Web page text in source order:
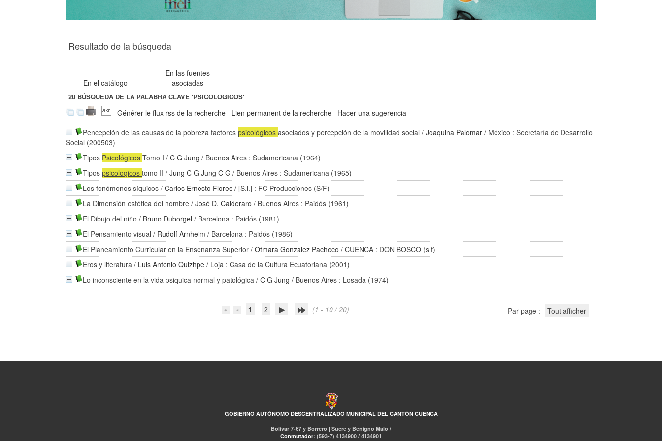
Resultado de la búsqueda
En el catálogo
En las fuentes
asociadas
20 BÚSQUEDA DE LA PALABRA CLAVE'PSICOLOGICOS'
Générer le flux rss de la recherche Lien permanent de la recherche
Hacer una sugerencia
Pencepción de las causas de la pobreza factorespsicológicosasociados y percepción de la movilidad social /Joaquina Palomar / México : Secretaría de Desarrollo
Social (200503)
Tipos PsicológicosTomo I /C G Jung / Buenos Aires : Sudamericana (1964)
Tipospsicologicostomo II /Jung C G Jung C G / Buenos Aires : Sudamericana (1965)
Los fenómenos síquicos /Carlos Ernesto Flores / [S.l.] : FC Producciones (S/F)
La Dimensión estética del hombre /José D. Calderaro / Buenos Aires : Paidós (1961)
El Dibujo del niño / Bruno Duborgel / Barcelona : Paidós (1981)
El Pensamiento visual / Rudolf Arnheim / Barcelona : Paidós (1986)
El Planeamiento Curricular en la Ensenanza Superior /Otmara Gonzalez Pacheco / CUENCA : DON BOSCO (s f)
Eros y literatura / Luis Antonio Quizhpe / Loja : Casa de la Cultura Ecuatoriana (2001)
Lo inconsciente en la vida psiquica normal y patológica /C G Jung / Buenos Aires : Losada (1974)
1 2 (1 - 10 / 20) Par page : Tout afficher
GOBIERNO AUTÓNOMO DESCENTRALIZADO MUNICIPAL DEL CANTÓN CUENCA
Bolívar 7-67 y Borrero | Sucre y Benigno Malo /
Conmutador: (593-7) 4134900 / 4134901